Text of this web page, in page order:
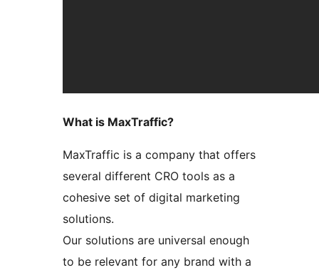
What is MaxTraffic?
MaxTraffic is a company that offers
several different CRO tools as a
cohesive set of digital marketing
solutions.
Our solutions are universal enough
to be relevant for any brand with a